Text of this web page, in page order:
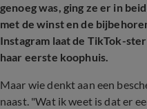
genoeg was, ging ze er in
met de winst en de
Instagram laat de TikTok-
haar eerste koophuis.
Maar wie denkt aan een
naast. "Wat ik weet is dat er